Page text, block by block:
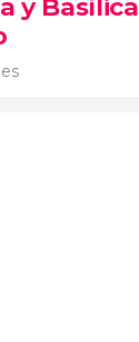
y Basílica